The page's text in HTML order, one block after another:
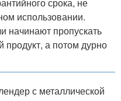
использовании.
начинают пропускать
продукт, а потом дурно
с металлической